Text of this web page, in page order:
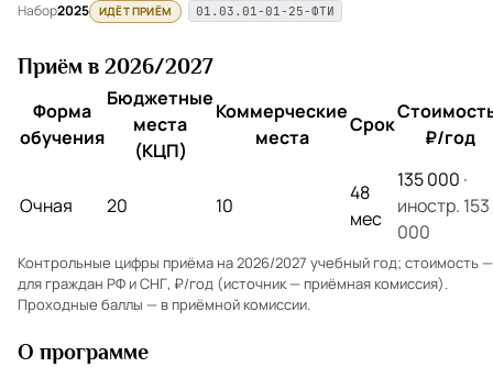
Набор2025 ИДЁТ ПРИЁМ 01.03.01-01-25-ФТИ
Приём в 2026/2027
Форма
обучения
Бюджетные
места
(КЦП)
Коммерческие
места
Срок
₽/год
Очная 20 10
48
мес
135 000 ·
иностр. 153
000
Контрольные цифры приёма на 2026/2027 учебный год; стоимость —
для граждан РФ и СНГ, ₽/год (источник — приёмная комиссия).
Проходные баллы — в приёмной комиссии.
О программе